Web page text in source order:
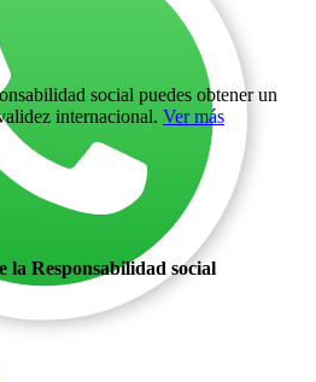
social puedes obtener un
internacional. Ver más
la Responsabilidad social